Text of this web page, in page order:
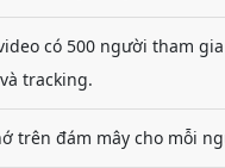
có 500 người tham
tracking.
trên đám mây cho mỗi